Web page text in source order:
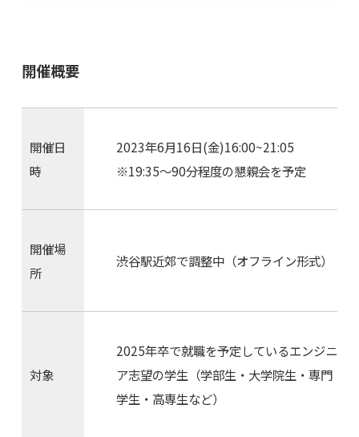
開催概要
開催日
時
2023年6月16日(金)16:00~21:05
※19:35〜90分程度の懇親会を予定
開催場
所
渋谷駅近郊で調整中（オフライン形式）
対象
2025年卒で就職を予定しているエンジニ
ア志望の学生（学部生・大学院生・専門
学生・高専生など）